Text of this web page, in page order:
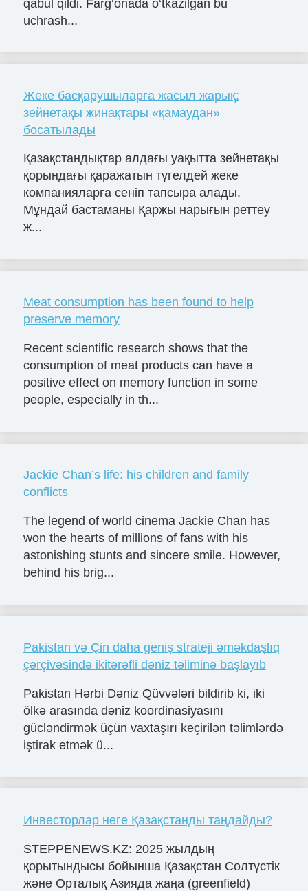
qabul qildi. Farg‘onada o‘tkazilgan bu
uchrash...
Жеке басқарушыларға жасыл жарық:
зейнетақы жинақтары «қамаудан»
босатылады
Қазақстандықтар алдағы уақытта зейнетақы
қорындағы қаражатын түгелдей жеке
компанияларға сеніп тапсыра алады.
Мұндай бастаманы Қаржы нарығын реттеу
ж...
Meat consumption has been found to help
preserve memory
Recent scientific research shows that the
consumption of meat products can have a
positive effect on memory function in some
people, especially in th...
Jackie Chan’s life: his children and family
conflicts
The legend of world cinema Jackie Chan has
won the hearts of millions of fans with his
astonishing stunts and sincere smile. However,
behind his brig...
Pakistan və Çin daha geniş strateji əməkdaşlıq
çərçivəsində ikitərəfli dəniz təliminə başlayıb
Pakistan Hərbi Dəniz Qüvvələri bildirib ki, iki
ölkə arasında dəniz koordinasiyasını
gücləndirmək üçün vaxtaşırı keçirilən təlimlərdə
iştirak etmək ü...
Инвесторлар неге Қазақстанды таңдайды?
STEPPENEWS.KZ: 2025 жылдың
қорытындысы бойынша Қазақстан Солтүстік
және Орталық Азияда жаңа (greenfield)